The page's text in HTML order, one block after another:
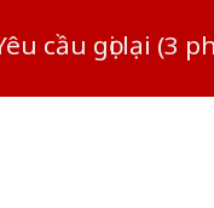
cầu gọi lại (3